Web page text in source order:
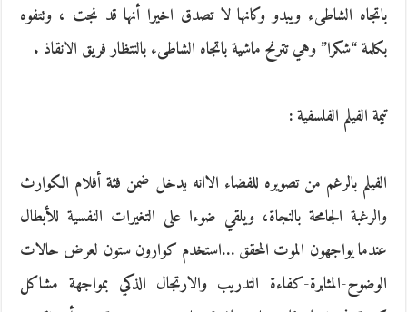
باتجاه الشاطىء ويبدو وكانها لا تصدق اخيرا أنها قد نجت ، وتتفوه
بكلمة “شكرا” وهي تترنح ماشية باتجاه الشاطىء بالنتظار فريق الانقاذ .
تيمة الفيلم الفلسفية :
الفيلم بالرغم من تصويره للفضاء الاانه يدخل ضمن فئة أفلام الكوارث
والرغبة الجامحة بالنجاة، ويلقي ضوءا على التغيرات النفسية للأبطال
عندما يواجهون الموت المحقق …استخدم كوارون ستون لعرض حالات
الوضوح-المثابرة-كفاءة التدريب والارتجال الذكي بمواجهة مشاكل